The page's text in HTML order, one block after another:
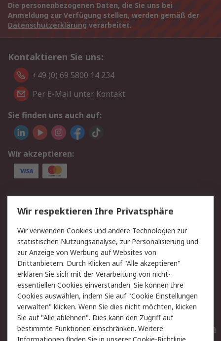
Die personenbezogenen Daten, die Sie uns bei
Anmeldung zur Verfügung stellen, werden gemäß der
Datenschutzerklärung verarbeitet.
Kontaktieren Sie uns:
+49 (0) 69 5800 14 234
Per E-Mail unter Kontakt
Sie finden uns auch auf:
Wir akzeptieren:
Service
Value Added Services
Lieferlösungen
Rücksendungen
Kontakt
Hilfe
Privatkunden
Rechtliches
AGB
Datenschutz
Cookie-Richtlinie
Zahlungsbedingungen
Copyright/Impressum
Entsorgung
Elektrogeräte/Batterien
Wir respektieren Ihre Privatsphäre
Wir verwenden Cookies und andere Technologien zur
statistischen Nutzungsanalyse, zur Personalisierung und
zur Anzeige von Werbung auf Websites von
Drittanbietern. Durch Klicken auf "Alle akzeptieren"
erklären Sie sich mit der Verarbeitung von nicht-
essentiellen Cookies einverstanden. Sie können Ihre
Cookies auswählen, indem Sie auf "Cookie Einstellungen
verwalten" klicken. Wenn Sie dies nicht möchten, klicken
Sie auf "Alle ablehnen". Dies kann den Zugriff auf
bestimmte Funktionen einschränken. Weitere